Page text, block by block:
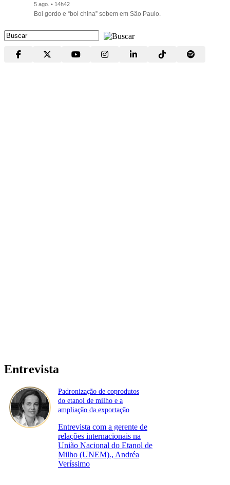
5 ago. • 14h42
Boi gordo e “boi china” sobem em São Paulo.
Entrevista
Padronização de coprodutos
do etanol de milho e a
ampliação da exportação
Entrevista com a gerente de
relações internacionais na
União Nacional do Etanol de
Milho (UNEM)., Andréa
Veríssimo